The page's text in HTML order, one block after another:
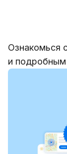
Ознакомься
и подробным